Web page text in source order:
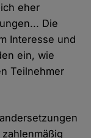
eher
Die
Interesse und
ein, wie
Teilnehmer